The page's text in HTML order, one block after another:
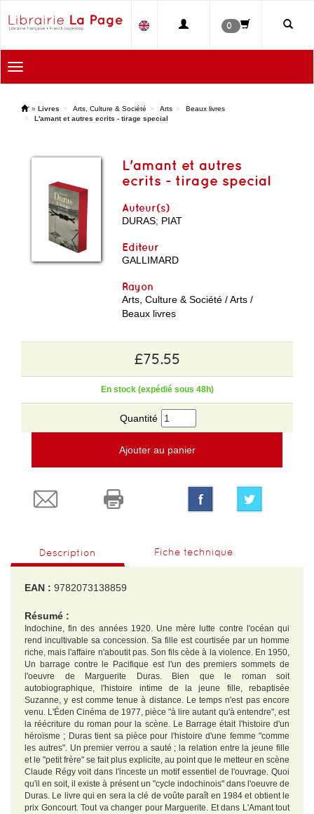
0
Toggle
navigation
' » Livres Arts, Culture & Société Arts
Beaux livres
L'amant et autres ecrits - tirage special
L'amant et autres
ecrits - tirage special
Auteur(s)
DURAS; PIAT
Editeur
GALLIMARD
Rayon
Arts, Culture & Société / Arts /
Beaux livres
£75.55
En stock (expédié sous 48h)
Quantité
Ajouter au panier
Description Fiche technique
EAN : 9782073138859
Résumé :
Indochine, fin des années 1920. Une mère lutte contre l'océan qui
rend incultivable sa concession. Sa fille est courtisée par un homme
riche, mais l'affaire n'aboutit pas. Son fils cède à la violence. En 1950,
Un barrage contre le Pacifique est l'un des premiers sommets de
l'oeuvre de Marguerite Duras. Bien que le roman soit
autobiographique, l'histoire intime de la jeune fille, rebaptisée
Suzanne, y est comme tenue à distance. Le temps n'est pas encore
venu. L'Éden Cinéma de 1977, pièce "à lire autant qu'à entendre", est
la réécriture du roman pour la scène. Le Barrage était l'histoire d'un
héroïsme ; Duras tient sa pièce pour l'histoire d'une femme "comme
les autres". Un premier verrou a sauté ; la relation entre la jeune fille
et le "petit frère" se fait plus explicite, au point que le metteur en scène
Claude Régy voit dans l'inceste un motif essentiel de l'ouvrage. Quoi
qu'il en soit, il existe à présent un "cycle indochinois" dans l'oeuvre de
Duras. Le livre qui en sera la clé de voûte paraît en 1984 et obtient le
prix Goncourt. Tout va changer pour Marguerite. Et dans L'Amant tout